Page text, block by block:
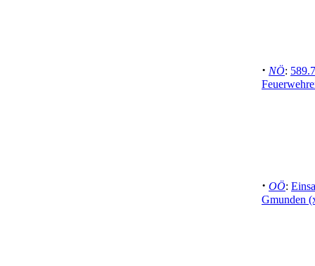
· NÖ:
· OÖ:
Gmunden